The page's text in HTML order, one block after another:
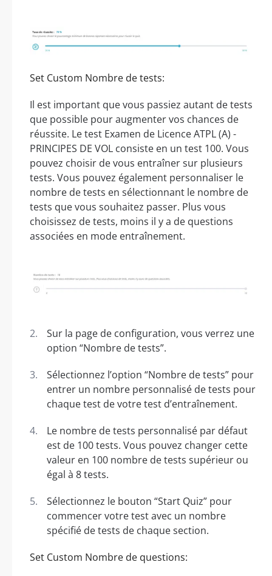
Set Custom Nombre de tests:
Il est important que vous passiez autant de tests
que possible pour augmenter vos chances de
réussite. Le test Examen de Licence ATPL (A) -
PRINCIPES DE VOL consiste en un test 100. Vous
pouvez choisir de vous entraîner sur plusieurs
tests. Vous pouvez également personnaliser le
nombre de tests en sélectionnant le nombre de
tests que vous souhaitez passer. Plus vous
choisissez de tests, moins il y a de questions
associées en mode entraînement.
Sur la page de configuration, vous verrez une
option “Nombre de tests”.
Sélectionnez l’option “Nombre de tests” pour
entrer un nombre personnalisé de tests pour
chaque test de votre test d’entraînement.
Le nombre de tests personnalisé par défaut
est de 100 tests. Vous pouvez changer cette
valeur en 100 nombre de tests supérieur ou
égal à 8 tests.
Sélectionnez le bouton “Start Quiz” pour
commencer votre test avec un nombre
spécifié de tests de chaque section.
Set Custom Nombre de questions: